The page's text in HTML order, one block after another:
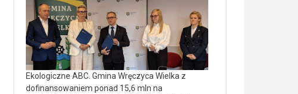
Ekologiczne ABC. Gmina Wręczyca Wielka z
dofinansowaniem ponad 15,6 mln na